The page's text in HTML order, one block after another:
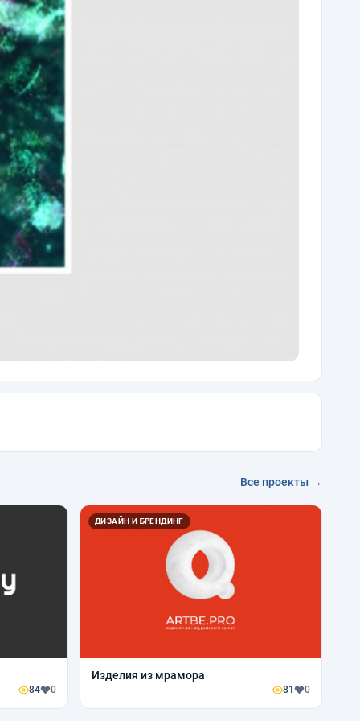
Все проекты →
84 0
ДИЗАЙН И БРЕНДИНГ
Изделия из мрамора
81 0